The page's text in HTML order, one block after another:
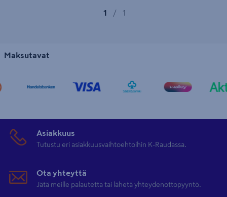
1 / 1
Maksutavat
Asiakkuus
Tutustu eri asiakkuusvaihtoehtoihin K-Raudassa.
Ota yhteyttä
Jätä meille palautetta tai lähetä yhteydenottopyyntö.